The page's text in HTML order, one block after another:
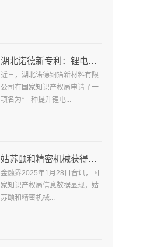
湖北诺德新专利：锂电铜箔抗拉强度提升新突破！
近日，湖北诺德铜箔新材料有限
公司在国家知识产权局申请了一
项名为“一种提升锂电...
姑苏颐和精密机械获得一种金属件打磨设备专利
金融界2025年1月28日音讯，国
家知识产权局信息数据显现，姑
苏颐和精密机械...